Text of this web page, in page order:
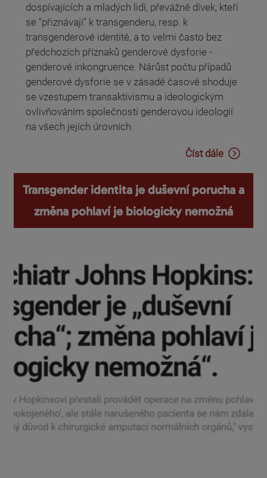
dospívajících a mladých lidí, převážně dívek, kteří
se "přiznávají" k transgenderu, resp. k
transgenderové identitě, a to velmi často bez
předchozích příznaků genderové dysforie -
genderové inkongruence. Nárůst počtu případů
genderové dysforie se v zásadě časově shoduje
se vzestupem transaktivismu a ideologickým
ovlivňováním společnosti genderovou ideologií
na všech jejích úrovních.
Číst dále
Transgender identita je duševní porucha a
změna pohlaví je biologicky nemožná